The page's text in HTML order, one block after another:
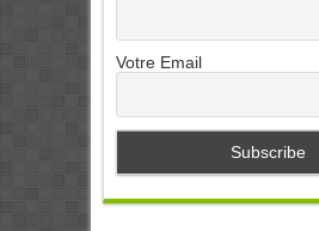
Votre Email